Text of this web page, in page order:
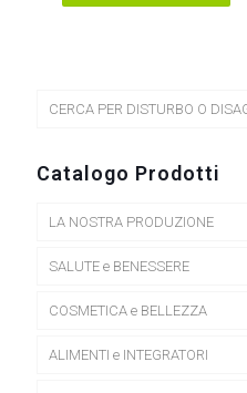
CERCA PER DISTURBO O
Catalogo Prodotti
LA NOSTRA PRODUZIONE
SALUTE e BENESSERE
COSMETICA e BELLEZZA
ALIMENTI e INTEGRATORI